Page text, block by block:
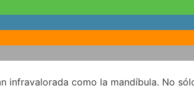
como la mandíbula. No